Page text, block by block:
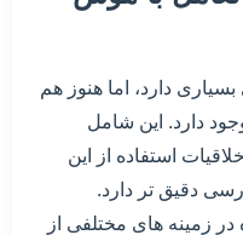
دارد، اما هنوز هم
دارد. این شامل
استفاده از این
دقیق تر دارد.
زمینه های مختلفی از